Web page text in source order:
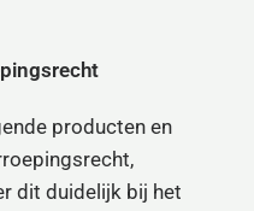
producten en
dit duidelijk bij het